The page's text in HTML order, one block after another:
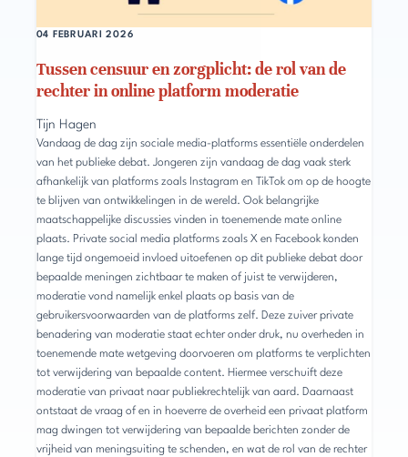
Tussen censuur en zorgplicht: de rol van de
rechter in online platform moderatie
04 FEBRUARI 2026
Tijn Hagen
Vandaag de dag zijn sociale media-platforms essentiële onderdelen
van het publieke debat. Jongeren zijn vandaag de dag vaak sterk
afhankelijk van platforms zoals Instagram en TikTok om op de hoogte
te blijven van ontwikkelingen in de wereld. Ook belangrijke
maatschappelijke discussies vinden in toenemende mate online
plaats. Private social media platforms zoals X en Facebook konden
lange tijd ongemoeid invloed uitoefenen op dit publieke debat door
bepaalde meningen zichtbaar te maken of juist te verwijderen,
moderatie vond namelijk enkel plaats op basis van de
gebruikersvoorwaarden van de platforms zelf. Deze zuiver private
benadering van moderatie staat echter onder druk, nu overheden in
toenemende mate wetgeving doorvoeren om platforms te verplichten
tot verwijdering van bepaalde content. Hiermee verschuift deze
moderatie van privaat naar publiekrechtelijk van aard. Daarnaast
ontstaat de vraag of en in hoeverre de overheid een privaat platform
mag dwingen tot verwijdering van bepaalde berichten zonder de
vrijheid van meningsuiting te schenden, en wat de rol van de rechter